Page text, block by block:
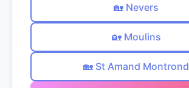
🏡 Nevers
🏡 Moulins
🏡 St Amand Montrond